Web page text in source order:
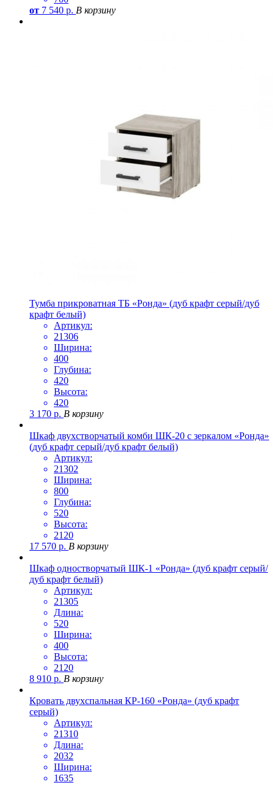
от 7 540 р. В корзину
Тумба прикроватная ТБ «Ронда» (дуб крафт серый/дуб
крафт белый)
Артикул:
21306
Ширина:
400
Глубина:
420
Высота:
420
3 170 р. В корзину
Шкаф двухстворчатый комби ШК-20 с зеркалом «Ронда»
(дуб крафт серый/дуб крафт белый)
Артикул:
21302
Ширина:
800
Глубина:
520
Высота:
2120
17 570 р. В корзину
Шкаф одностворчатый ШК-1 «Ронда» (дуб крафт серый/
дуб крафт белый)
Артикул:
21305
Длина:
520
Ширина:
400
Высота:
2120
8 910 р. В корзину
Кровать двухспальная КР-160 «Ронда» (дуб крафт
серый)
Артикул:
21310
Длина:
2032
Ширина:
1635